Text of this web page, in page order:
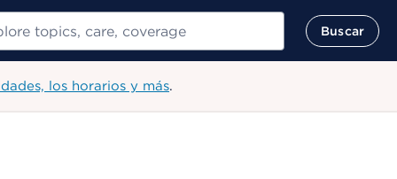
Buscar
los horarios y más.